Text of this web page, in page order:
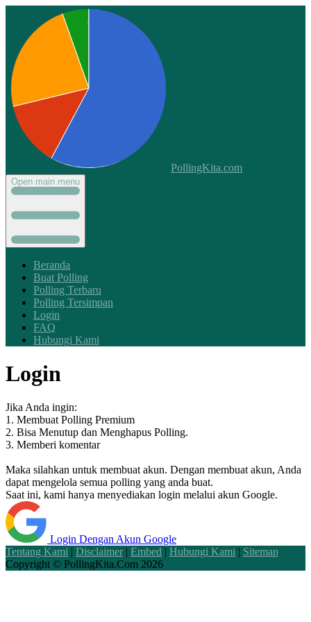
PollingKita.com
Open main menu
Beranda
Buat Polling
Polling Terbaru
Polling Tersimpan
Login
FAQ
Hubungi Kami
Login
Jika Anda ingin:
1. Membuat Polling Premium
2. Bisa Menutup dan Menghapus Polling.
3. Memberi komentar
Maka silahkan untuk membuat akun. Dengan membuat akun, Anda
dapat mengelola semua polling yang anda buat.
Saat ini, kami hanya menyediakan login melalui akun Google.
Login Dengan Akun Google
Tentang Kami | Disclaimer | Embed | Hubungi Kami | Sitemap
Copyright © PollingKita.Com 2026